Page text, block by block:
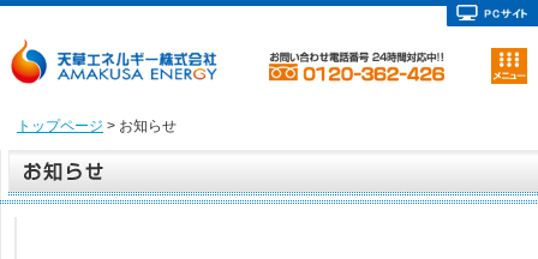
トップページ > お知らせ